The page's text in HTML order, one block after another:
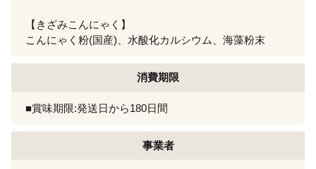
【きざみこんにゃく】
こんにゃく粉(国産)、水酸化カルシウム、海藻粉末
消費期限
■賞味期限:発送日から180日間
事業者